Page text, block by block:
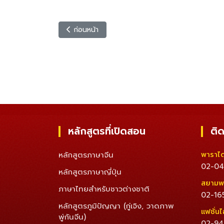
เนื้อหาก่อนหน้า: คอร์สติวเข้มออนไลน์พิเศษวัดระดับ
ก่อนหน้า
หลักสูตรที่เปิดสอน
หลักสูตรภาษาจีน
หลักสูตรภาษาญี่ปุ่น
ภาษาไทยสำหรับชาวต่างชาติ
หลักสูตรภูมิปัญญา (กู่เจิง, วาดภาพ
พู่กันจีน)
ติ
พารา
02-
สยาม
02-
แฟชั่น